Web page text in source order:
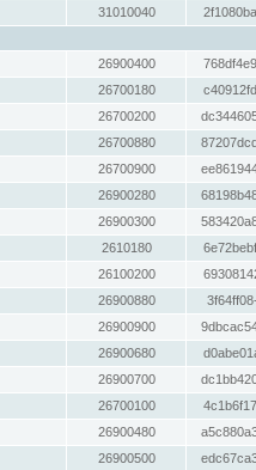
31010040
26900400
26700180
26700200
26700880
26700900
26900280
26900300
2610180
26100200
26900880
26900900
26900680
26900700
26700100
26900480
26900500